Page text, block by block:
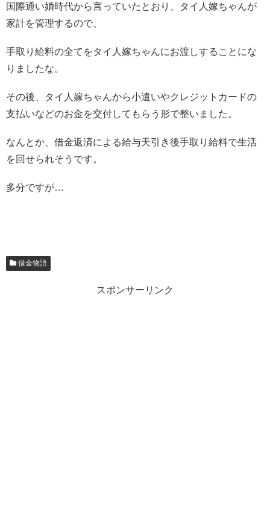
国際通い婚時代から言っていたとおり、タイ人嫁ちゃんが
家計を管理するので、
手取り給料の全てをタイ人嫁ちゃんにお渡しすることにな
りましたな。
その後、タイ人嫁ちゃんから小遣いやクレジットカードの
支払いなどのお金を交付してもらう形で整いました。
なんとか、借金返済による給与天引き後手取り給料で生活
を回せられそうです。
多分ですが…
借金物語
スポンサーリンク